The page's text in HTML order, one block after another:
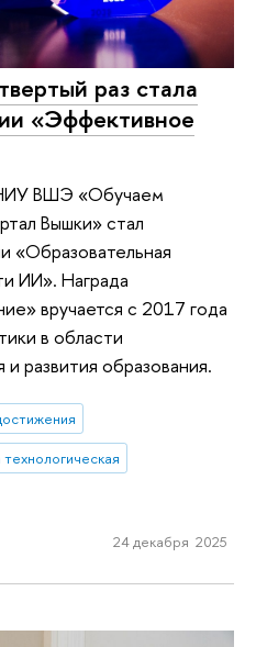
раз стала
«Эффективное
ВШЭ «Обучаем
Вышки» стал
«Образовательная
ИИ». Награда
вручается с 2017 года
в области
развития образования.
24 декабря 2025